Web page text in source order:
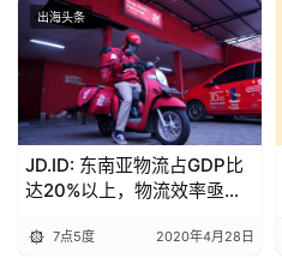
手
C
b
干
货
选
出海头条
JD.ID: 东南亚物流占GDP比
达20%以上，物流效率亟待
7点5度 2020年4月28日